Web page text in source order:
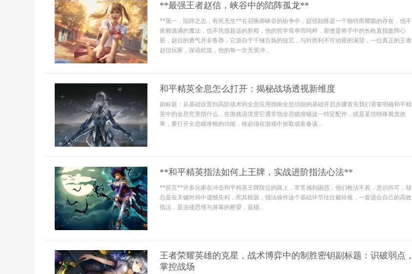
**最强王者赵信，峡谷中的陷阵孤龙**
**第一，陷阵之志，有死无生**在召唤师峡谷的纷争中，赵信始终是一个独特而耀眼的存在，他不
依赖诡谲的魔法，也不凭借超远的射程，他的哲学简单而纯粹，那便是将手中的长枪直指敌阵心
脏，赵信的勇气并非鲁莽，它源自于千锤百炼的技艺，与对胜利不可动摇的渴望，一位真正的王者
赵信玩家，深谙此道，他的每一次无畏冲...
和平精英全息怎么打开：揭秘战场透视新维度
副标题：从基础设置到高阶战术的全息应用指南全息功能的基础开启步骤首先我们需要明确和平精
英中的全息究竟指什么，在游戏语境里它通常指全息瞄准镜这一特定配件，或是某些特殊视觉效
果，要打开全息瞄准镜的功能，你必须在游戏中拾取或装备该...
**和平精英指法如何上王牌，实战进阶指法心法**
**前言**许多玩家在冲击和平精英王牌段位的路上，常常感到困惑，他们枪法不差，意识尚可，却
总是在关键对局中遗憾失利，究其根源，指法操作这个基础环节往往被轻视，一套适合自己的高效
指法，是连接思维与屏幕的桥梁，是稳...
王者荣耀英雄的克星，战术博弈中的制胜密钥副标题：识破弱点，
掌控战场